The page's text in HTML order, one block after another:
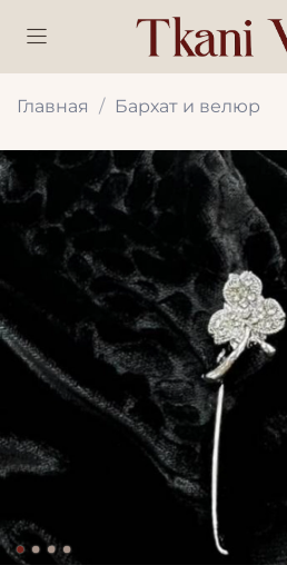
Главная Бархат и велюр